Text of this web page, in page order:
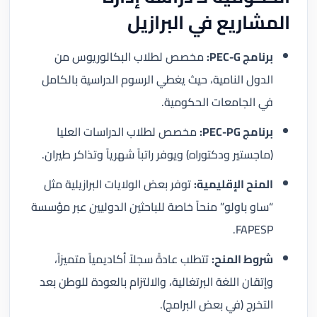
المشاريع في البرازيل
برنامج PEC-G:
مخصص لطلاب البكالوريوس من
الدول النامية، حيث يغطي الرسوم الدراسية بالكامل
في الجامعات الحكومية.
برنامج PEC-PG:
مخصص لطلاب الدراسات العليا
(ماجستير ودكتوراه) ويوفر راتباً شهرياً وتذاكر طيران.
المنح الإقليمية:توفر بعض الولايات البرازيلية مثل
“ساو باولو” منحاً خاصة للباحثين الدوليين عبر مؤسسة
FAPESP.
شروط المنح:تتطلب عادةً سجلاً أكاديمياً متميزاً،
وإتقان اللغة البرتغالية، والالتزام بالعودة للوطن بعد
التخرج (في بعض البرامج).